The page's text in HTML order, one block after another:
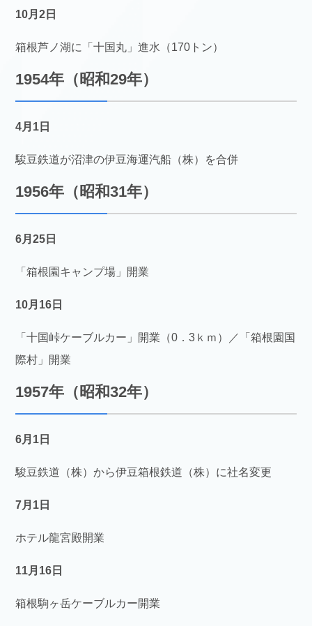
10月2日
箱根芦ノ湖に「十国丸」進水（170トン）
1954年（昭和29年）
4月1日
駿豆鉄道が沼津の伊豆海運汽船（株）を合併
1956年（昭和31年）
6月25日
「箱根園キャンプ場」開業
10月16日
「十国峠ケーブルカー」開業（0．3ｋｍ）／「箱根園国
際村」開業
1957年（昭和32年）
6月1日
駿豆鉄道（株）から伊豆箱根鉄道（株）に社名変更
7月1日
ホテル龍宮殿開業
11月16日
箱根駒ヶ岳ケーブルカー開業